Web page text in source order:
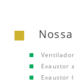
Exaustor
Exaustor